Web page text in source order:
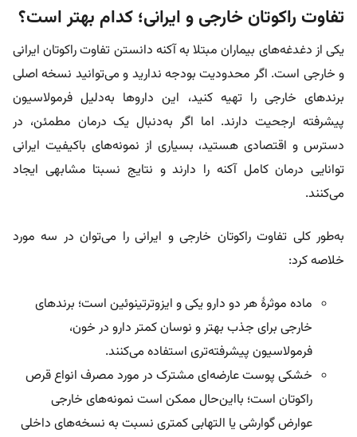
تفاوت راکوتان خارجی و ایرانی؛ کدام بهتر است؟
یکی از دغدغه‌های بیماران مبتلا به آکنه دانستن تفاوت راکوتان ایرانی
و خارجی است. اگر محدودیت بودجه ندارید و می‌توانید نسخه اصلی
برندهای خارجی را تهیه کنید، این داروها به‌دلیل فرمولاسیون
پیشرفته ارجحیت دارند. اما اگر به‌دنبال یک درمان مطمئن، در
دسترس و اقتصادی هستید، بسیاری از نمونه‌های باکیفیت ایرانی
توانایی درمان کامل آکنه را دارند و نتایج نسبتا مشابهی ایجاد
می‌کنند.
به‌طور کلی تفاوت راکوتان خارجی و ایرانی را می‌توان در سه مورد
خلاصه کرد:
ماده موثرۀ هر دو دارو یکی و ایزوترتینوئین است؛ برندهای
خارجی برای جذب بهتر و نوسان کمتر دارو در خون،
فرمولاسیون پیشرفته‌تری استفاده می‌کنند.
خشکی پوست عارضه‌ای مشترک در مورد مصرف انواع قرص
راکوتان است؛ با‌این‌حال ممکن است نمونه‌های خارجی
عوارض گوارشی یا التهابی کمتری نسبت به نسخه‌های داخلی